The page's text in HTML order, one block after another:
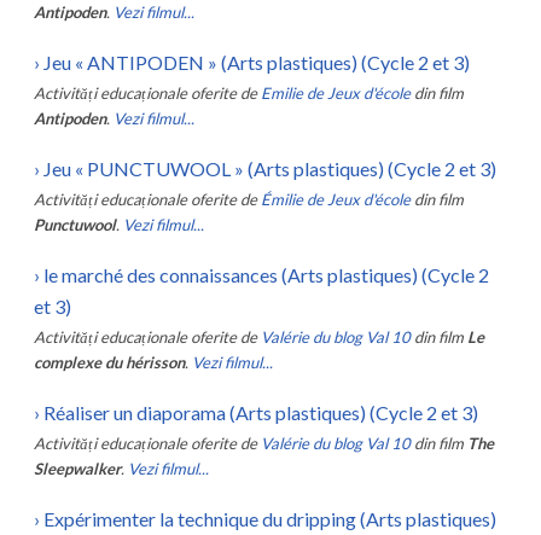
Antipoden. Vezi filmul...
› Jeu « ANTIPODEN » (Arts plastiques) (Cycle 2 et 3)
Activități educaționale oferite de Emilie de Jeux d'école din film
Antipoden. Vezi filmul...
› Jeu « PUNCTUWOOL » (Arts plastiques) (Cycle 2 et 3)
Activități educaționale oferite de Émilie de Jeux d'école din film
Punctuwool. Vezi filmul...
› le marché des connaissances (Arts plastiques) (Cycle 2
et 3)
Activități educaționale oferite de Valérie du blog Val 10 din film Le
complexe du hérisson. Vezi filmul...
› Réaliser un diaporama (Arts plastiques) (Cycle 2 et 3)
Activități educaționale oferite de Valérie du blog Val 10 din film The
Sleepwalker. Vezi filmul...
› Expérimenter la technique du dripping (Arts plastiques)